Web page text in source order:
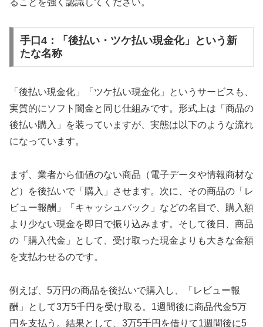
手口4：「後払い・ツケ払い現金化」という新
たな名称
「後払い現金化」「ツケ払い現金化」というサービスも、
実質的にソフト闇金と同じ仕組みです。形式上は「商品の
後払い購入」を装っていますが、実態は以下のような流れ
になっています。
まず、業者から価値のない商品（電子データや情報商材な
ど）を後払いで「購入」させます。次に、その商品の「レ
ビュー報酬」「キャッシュバック」などの名目で、購入額
より少ない現金を即日で振り込みます。そして後日、商品
の「購入代金」として、受け取った現金よりも大きな金額
を支払わせるのです。
例えば、5万円の商品を後払いで購入し、「レビュー報
酬」として3万5千円を受け取る。1週間後に商品代金5万
円を支払う。結果として、3万5千円を借りて1週間後に5